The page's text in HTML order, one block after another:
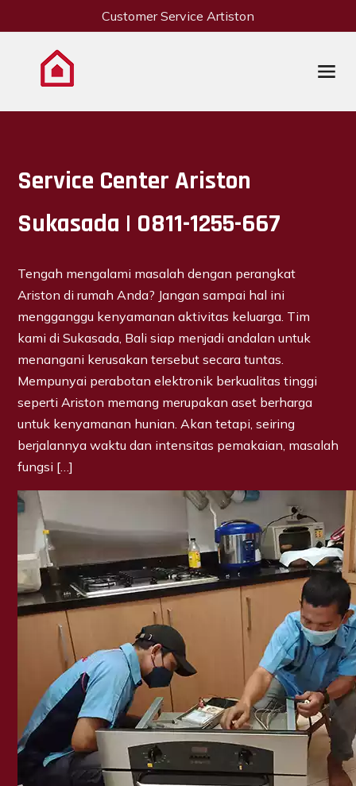
Customer Service Artiston
Service Center Ariston
Sukasada | 0811-1255-667
Tengah mengalami masalah dengan perangkat
Ariston di rumah Anda? Jangan sampai hal ini
mengganggu kenyamanan aktivitas keluarga. Tim
kami di Sukasada, Bali siap menjadi andalan untuk
menangani kerusakan tersebut secara tuntas.
Mempunyai perabotan elektronik berkualitas tinggi
seperti Ariston memang merupakan aset berharga
untuk kenyamanan hunian. Akan tetapi, seiring
berjalannya waktu dan intensitas pemakaian, masalah
fungsi […]